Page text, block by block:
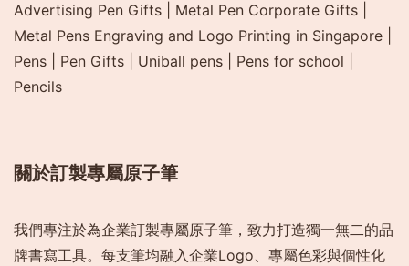
Advertising Pen Gifts Metal Pen Corporate Gifts
Metal Pens Engraving and Logo Printing in Singapore
Pens
Pen Gifts Uniball pens Pens for school
Pencils
關於訂製專屬原子筆
我們專注於為企業訂製專屬原子筆，致力打造獨一無二的品
牌書寫工具。每支筆均融入企業Logo、專屬色彩與個性化